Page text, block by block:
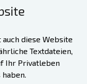
diese Website
Textdateien,
Ihr Privatleben